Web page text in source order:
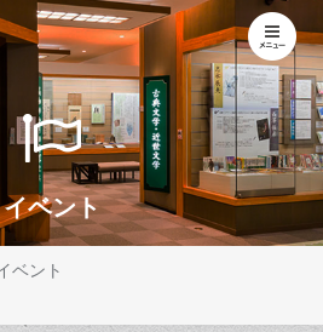
イベント
ベント